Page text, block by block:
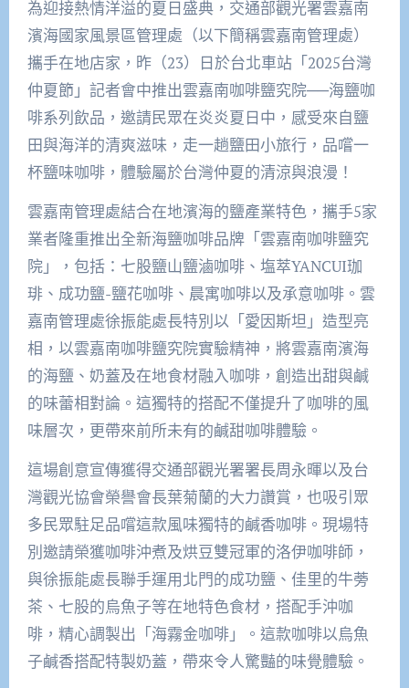
為迎接熱情洋溢的夏日盛典，交通部觀光署雲嘉南
濱海國家風景區管理處（以下簡稱雲嘉南管理處）
攜手在地店家，昨（23）日於台北車站「2025台灣
仲夏節」記者會中推出雲嘉南咖啡鹽究院──海鹽咖
啡系列飲品，邀請民眾在炎炎夏日中，感受來自鹽
田與海洋的清爽滋味，走一趟鹽田小旅行，品嚐一
杯鹽味咖啡，體驗屬於台灣仲夏的清涼與浪漫！
雲嘉南管理處結合在地濱海的鹽產業特色，攜手5家
業者隆重推出全新海鹽咖啡品牌「雲嘉南咖啡鹽究
院」，包括：七股鹽山鹽滷咖啡、塩萃YANCUI珈
琲、成功鹽-鹽花咖啡、晨寓咖啡以及承意咖啡。雲
嘉南管理處徐振能處長特別以「愛因斯坦」造型亮
相，以雲嘉南咖啡鹽究院實驗精神，將雲嘉南濱海
的海鹽、奶蓋及在地食材融入咖啡，創造出甜與鹹
的味蕾相對論。這獨特的搭配不僅提升了咖啡的風
味層次，更帶來前所未有的鹹甜咖啡體驗。
這場創意宣傳獲得交通部觀光署署長周永暉以及台
灣觀光協會榮譽會長葉菊蘭的大力讚賞，也吸引眾
多民眾駐足品嚐這款風味獨特的鹹香咖啡。現場特
別邀請榮獲咖啡沖煮及烘豆雙冠軍的洛伊咖啡師，
與徐振能處長聯手運用北門的成功鹽、佳里的牛蒡
茶、七股的烏魚子等在地特色食材，搭配手沖咖
啡，精心調製出「海霧金咖啡」。這款咖啡以烏魚
子鹹香搭配特製奶蓋，帶來令人驚豔的味覺體驗。